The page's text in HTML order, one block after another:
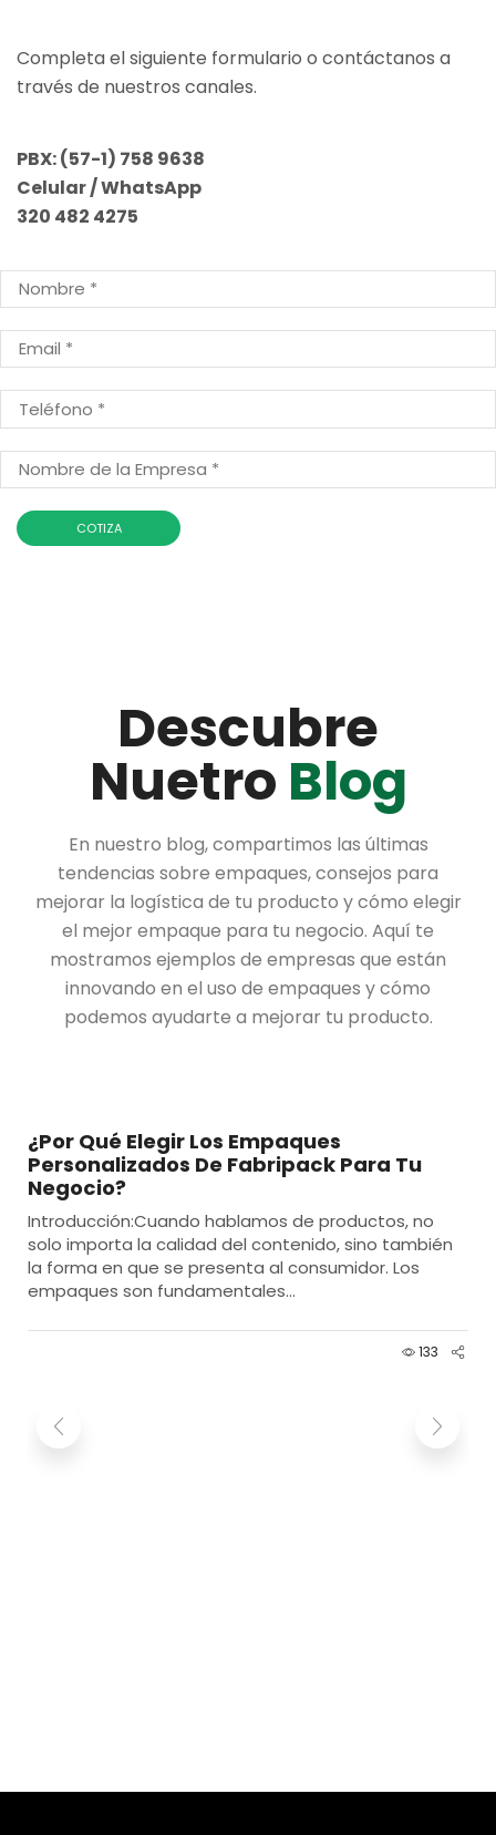
Completa el siguiente formulario o contáctanos a
través de nuestros canales.
PBX:(57-1) 758 9638
Celular / WhatsApp
320 482 4275
Descubre
Nuetro Blog
En nuestro blog, compartimos las últimas
tendencias sobre empaques, consejos para
mejorar la logística de tu producto y cómo elegir
el mejor empaque para tu negocio. Aquí te
mostramos ejemplos de empresas que están
innovando en el uso de empaques y cómo
podemos ayudarte a mejorar tu producto.
¿Por Qué Elegir Los Empaques
Personalizados De Fabripack Para Tu
Negocio?
Introducción:Cuando hablamos de productos, no
solo importa la calidad del contenido, sino también
la forma en que se presenta al consumidor. Los
empaques son fundamentales...
133